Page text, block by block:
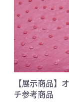
【展示商品】
チ参考商品